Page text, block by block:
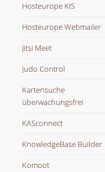
Hosteurope KIS
Hosteurope Webmailer
Jitsi Meet
Judo Control
Kartensuche
überwachungsfrei
KASconnect
KnowledgeBase Builder
Komoot